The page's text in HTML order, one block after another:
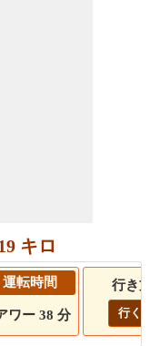
キロ
運転時間
ワー 38 分
行き方
行く!